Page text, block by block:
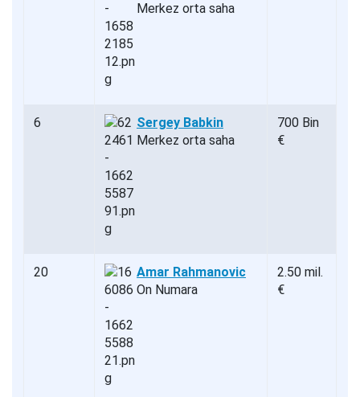
Merkez orta saha
6
Sergey Babkin
Merkez orta saha
700 Bin
€
20
Amar Rahmanovic
On Numara
2.50 mil.
€